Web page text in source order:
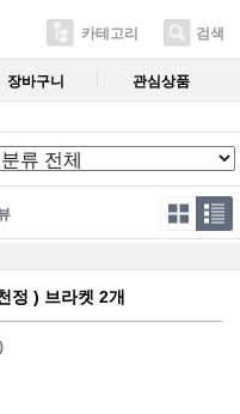
카테고리 검색
장바구니 관심상품
정 ) 브라켓 2개